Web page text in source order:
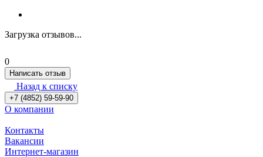
Загрузка отзывов...
0
Написать отзыв
Назад к списку
+7 (4852) 59-59-90
О компании
Контакты
Вакансии
Интернет-магазин